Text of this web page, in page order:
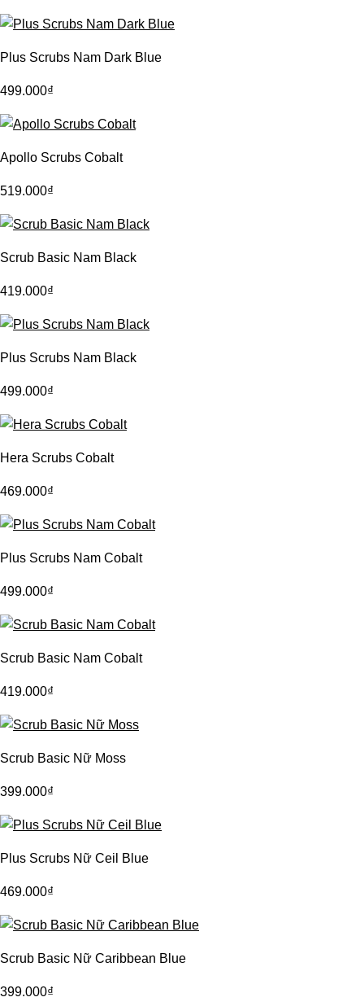
Plus Scrubs Nam Dark Blue
499.000₫
Apollo Scrubs Cobalt
519.000₫
Scrub Basic Nam Black
419.000₫
Plus Scrubs Nam Black
499.000₫
Hera Scrubs Cobalt
469.000₫
Plus Scrubs Nam Cobalt
499.000₫
Scrub Basic Nam Cobalt
419.000₫
Scrub Basic Nữ Moss
399.000₫
Plus Scrubs Nữ Ceil Blue
469.000₫
Scrub Basic Nữ Caribbean Blue
399.000₫